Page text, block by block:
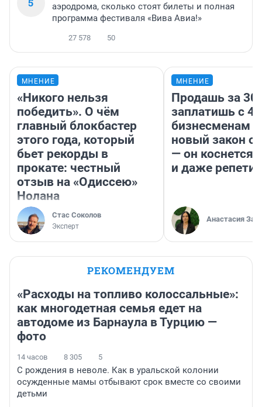
аэродрома, сколько стоят билеты и полная
программа фестиваля «Вива Авиа!»
27 578 50
МНЕНИЕ
«Никого нельзя
победить». О чём
главный блокбастер
этого года, который
бьет рекорды в
прокате: честный
отзыв на «Одиссею»
Нолана
Стас Соколов
Эксперт
МНЕНИЕ
Продашь за
заплатишь с
бизнесменам
новый закон о
— он коснется
и даже
Анастасия
РЕКОМЕНДУЕМ
«Расходы на топливо колоссальные»:
как многодетная семья едет на
автодоме из Барнаула в Турцию —
фото
14 часов 8 305 5
С рождения в неволе. Как в уральской колонии
осужденные мамы отбывают срок вместе со своими
детьми